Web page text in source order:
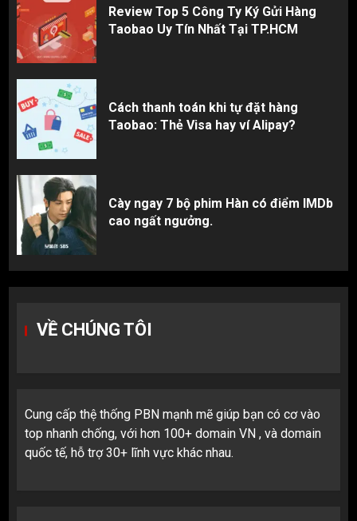
Review Top 5 Công Ty Ký Gửi Hàng
Taobao Uy Tín Nhất Tại TP.HCM
Cách thanh toán khi tự đặt hàng
Taobao: Thẻ Visa hay ví Alipay?
Cày ngay 7 bộ phim Hàn có điểm IMDb
cao ngất ngưởng.
VỀ CHÚNG TÔI
Cung cấp thệ thống PBN mạnh mẽ giúp bạn có cơ vào
top nhanh chống, với hơn 100+ domain VN , và domain
quốc tế, hỗ trợ 30+ lĩnh vực khác nhau.